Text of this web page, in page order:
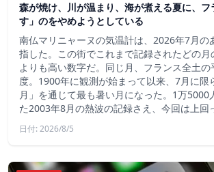
森が焼け、川が温まり、海が煮える夏に、フ
す」のをやめようとしている
南仏マリニャーヌの気温計は、2026年7月の
指した。この街でこれまで記録されたどの月
よりも高い数字だ。同じ月、フランス全土
度。1900年に観測が始まって以来、7月に限
月」を通じて最も暑い月になった。1万5000
た2003年8月の熱波の記録さえ、今回は上回
日付: 2026/8/5